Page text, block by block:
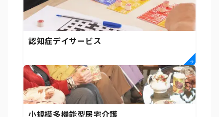
認知症デイサービス
小規模多機能型居宅介護